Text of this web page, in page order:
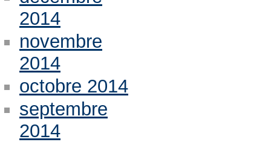
2014
novembre
2014
octobre 2014
septembre
2014